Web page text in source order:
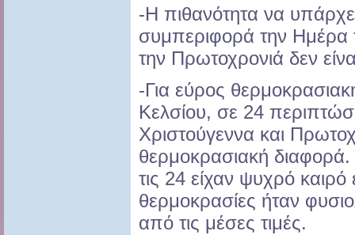
-H πιθανότητα να
συμπεριφορά την Ημέρα
την Πρωτοχρονιά δεν
-Για εύρος
Κελσίου, σε 24
Χριστούγεννα και
θερμοκρασιακή
τις 24 είχαν ψυχρό
θερμοκρασίες ήταν
από τις μέσες τιμές.